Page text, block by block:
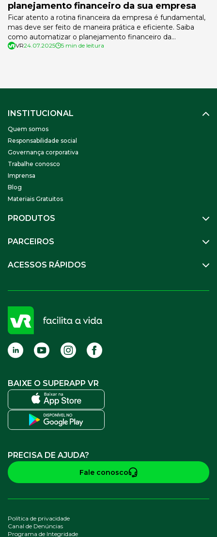
planejamento financeiro da sua empresa
Ficar atento a rotina financeira da empresa é fundamental,
mas deve ser feito de maneira prática e eficiente. Saiba
como automatizar o planejamento financeiro da
organização e os benefícios desse processo.
VR24.07.2025 5 min de leitura
INSTITUCIONAL
Quem somos
Responsabilidade social
Governança corporativa
Trabalhe conosco
Imprensa
Blog
Materiais Gratuitos
PRODUTOS
Benefícios
Soluções Financeiras
Compre Online
PARCEIROS
Parceiro VR
APP VR Estabelecimentos
ACESSOS RÁPIDOS
Sou empresa
FAQ
Termos de Uso
BAIXE O SUPERAPP VR
PRECISA DE AJUDA?
Fale conosco
Política de privacidade
Canal de Denúncias
Programa de Integridade